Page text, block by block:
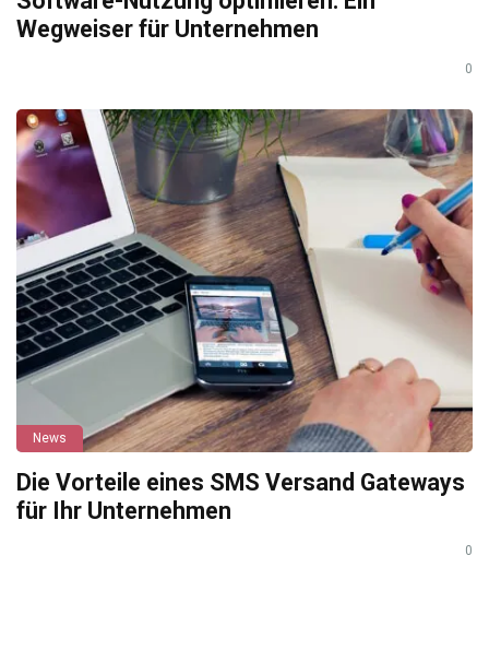
Wegweiser für Unternehmen
0
News
Die Vorteile eines SMS Versand Gateways
für Ihr Unternehmen
0